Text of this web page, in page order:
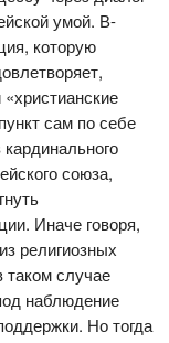
умой. В-
которую
сам по себе
союза,
Иначе говоря,
религиозных
случае
наблюдение
Но тогда